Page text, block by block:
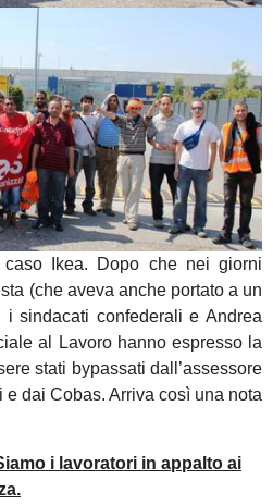
Ikea. Dopo che nei giorni
(che aveva anche portato a un
i sindacati confederali e Andrea
al Lavoro hanno espresso la
stati bypassati dall’assessore
dai Cobas. Arriva così una nota
i lavoratori in appalto ai